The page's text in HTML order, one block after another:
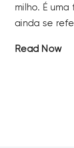
milho. É
ainda se
ridículo. Na
Read Now